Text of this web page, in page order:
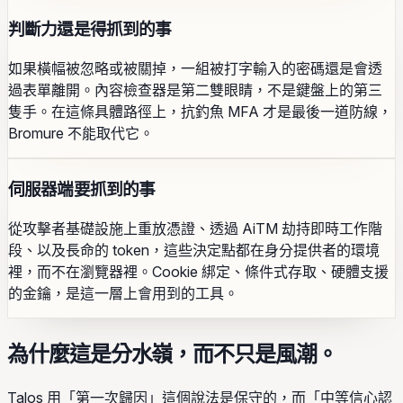
判斷力還是得抓到的事
如果橫幅被忽略或被關掉，一組被打字輸入的密碼還是會透
過表單離開。內容檢查器是第二雙眼睛，不是鍵盤上的第三
隻手。在這條具體路徑上，抗釣魚 MFA 才是最後一道防線，
Bromure 不能取代它。
伺服器端要抓到的事
從攻擊者基礎設施上重放憑證、透過 AiTM 劫持即時工作階
段、以及長命的 token，這些決定點都在身分提供者的環境
裡，而不在瀏覽器裡。Cookie 綁定、條件式存取、硬體支援
的金鑰，是這一層上會用到的工具。
為什麼這是分水嶺，而不只是風潮。
Talos 用「第一次歸因」這個說法是保守的，而「中等信心認